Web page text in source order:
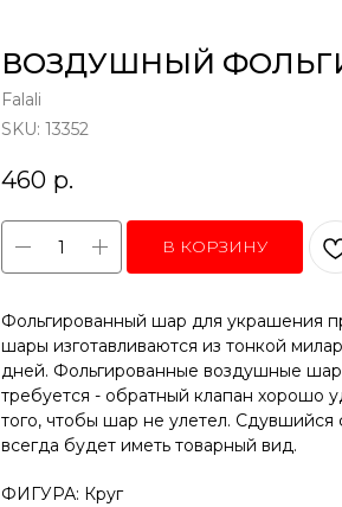
ВОЗДУШНЫЙ
Falali
SKU: 13352
460 р.
В КОРЗИНУ
Фольгированный шар для украшения
шары изготавливаются из тонкой
дней. Фольгированные воздушные
требуется - обратный клапан хорошо
того, чтобы шар не улетел.
всегда будет иметь товарный вид.
ФИГУРА: Круг